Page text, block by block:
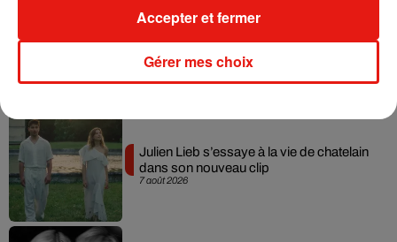
Musique
7 août 2026
Julien Lieb s’essaye à la vie de chatelain
dans son nouveau clip
Gérer mes choix
Accepter et fermer